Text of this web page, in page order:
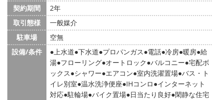
契約期間
2年
取引態様
一般媒介
駐車場
空無
設備/条件
上水道 下水道 プロパンガス 電話 冷房 暖房 給
湯 フローリング オートロック バルコニー 宅配ボ
ックス シャワー エアコン 室内洗濯置場 バス・ト
イレ別室 温水洗浄便座 IHコンロ インターネット
対応 駐輪場 バイク置場 日当たり良好 閑静な住宅